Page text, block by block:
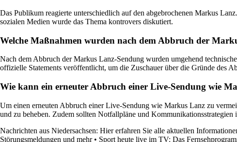
Das Publikum reagierte unterschiedlich auf den abgebrochenen Markus
sozialen Medien wurde das Thema kontrovers diskutiert.
Welche Maßnahmen wurden nach dem Abbruch der
Nach dem Abbruch der Markus Lanz-Sendung wurden umgehend
offizielle Statements veröffentlicht, um die Zuschauer über die Gründe des
Wie kann ein erneuter Abbruch einer Live-Sendung wie
Um einen erneuten Abbruch einer Live-Sendung wie Markus Lanz zu
und zu beheben. Zudem sollten Notfallpläne und
Nachrichten aus Niedersachsen: Hier erfahren Sie alle aktuellen
Störungsmeldungen und mehr• Sport heute live im TV: Das